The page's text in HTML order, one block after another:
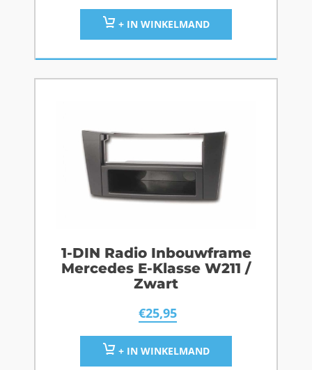
+ IN WINKELMAND
1-DIN Radio Inbouwframe
Mercedes E-Klasse W211 /
Zwart
€25,95
+ IN WINKELMAND